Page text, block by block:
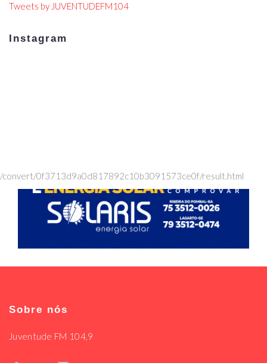
Tweets by JUVENTUDEFM104
Instagram
/convert/0f3713d9a0d817892c10b3091573ce0f/result.html
Sobre nós
Juventude FM 104,9